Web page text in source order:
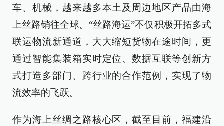
车、机械，越来越多本土及周边地区产品由海
上丝路销往全球。“丝路海运”不仅积极开拓多式
联运物流新通道，大大缩短货物在途时间，更
通过智能集装箱实时定位、数据互联等创新方
式打造多部门、跨行业的合作范例，实现了物
流效率的飞跃。
作为海上丝绸之路核心区，截至目前，福建沿